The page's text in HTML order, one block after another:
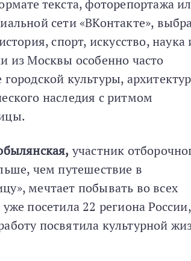
текста, фоторепортажа
сети «ВКонтакте»,
спорт, искусство, наука
из Москвы особенно часто
культуры,
наследия с ритмом
участник
чем путешествие в
мечтает побывать во всех
посетила 22 региона
посвятила культурной